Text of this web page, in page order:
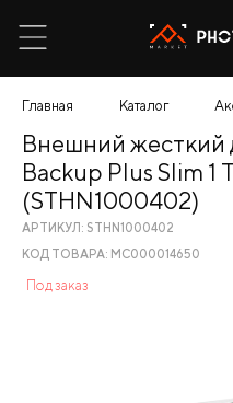
Главная Каталог
Внешний жесткий
Backup Plus Slim 1
(STHN1000402)
АРТИКУЛ: STHN1000402
КОД ТОВАРА: МС000014650
Под заказ